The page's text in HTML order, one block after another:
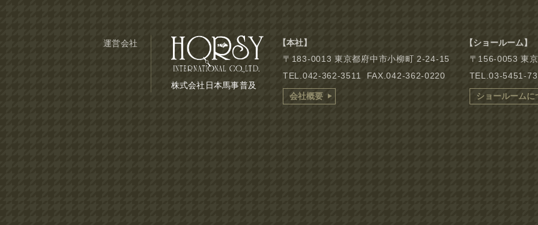
運営会社
株式会社日本馬事普及
【本社】
〒183-0013 東京都府中市小柳町 2-24-15
TEL.042-362-3511 FAX.042-362-0220
会社概要
【ショールーム】
〒156-0053 東
TEL.03-5451-
ショールームに